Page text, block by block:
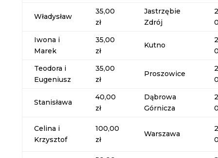
Władysław
35,00
zł
Jastrzębie
Zdrój
Iwona i
Marek
35,00
zł
Kutno
Teodora i
Eugeniusz
35,00
zł
Proszowice
Stanisława
40,00
zł
Dąbrowa
Górnicza
Celina i
Krzysztof
100,00
zł
Warszawa